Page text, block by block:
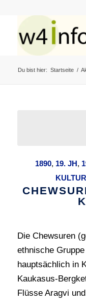
Du bist hier: Startseite /
1890, 19. JH,
Die Chewsuren
ethnische
hauptsächlich in
Kaukasus-
Flüsse Aragvi